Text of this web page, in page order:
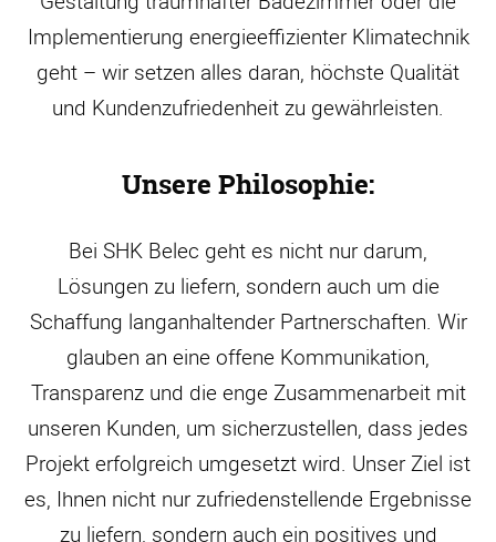
Implementierung energieeffizienter Klimatechnik
geht – wir setzen alles daran, höchste Qualität
und Kundenzufriedenheit zu gewährleisten.
Unsere Philosophie:
Bei SHK Belec geht es nicht nur darum,
Lösungen zu liefern, sondern auch um die
Schaffung langanhaltender Partnerschaften. Wir
glauben an eine offene Kommunikation,
Transparenz und die enge Zusammenarbeit mit
unseren Kunden, um sicherzustellen, dass jedes
Projekt erfolgreich umgesetzt wird. Unser Ziel ist
es, Ihnen nicht nur zufriedenstellende Ergebnisse
zu liefern, sondern auch ein positives und